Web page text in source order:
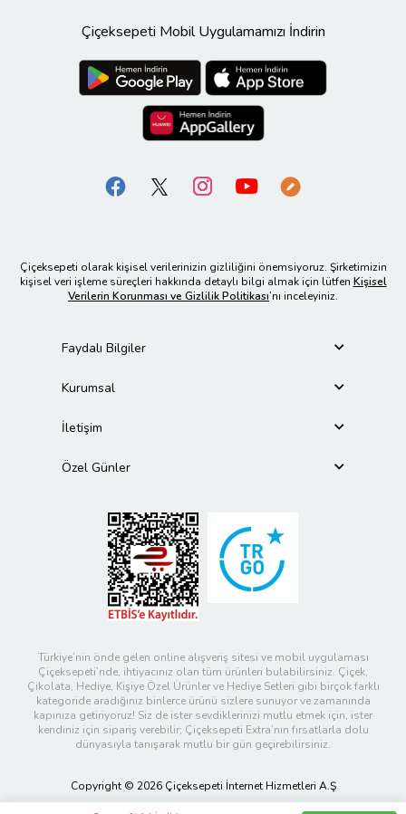
Çiçeksepeti Mobil Uygulamamızı İndirin
Çiçeksepeti olarak kişisel verilerinizin gizliliğini önemsiyoruz. Şirketimizin
kişisel veri işleme süreçleri hakkında detaylı bilgi almak için lütfen Kişisel
Verilerin Korunması ve Gizlilik Politikası’nı inceleyiniz.
Faydalı Bilgiler
Kurumsal
İletişim
Özel Günler
Türkiye’nin önde gelen online alışveriş sitesi ve mobil uygulaması
Çiçeksepeti’nde, ihtiyacınız olan tüm ürünleri bulabilirsiniz. Çiçek,
Çikolata, Hediye, Kişiye Özel Ürünler ve Hediye Setleri gibi birçok farklı
kategoride aradığınız binlerce ürünü sizlere sunuyor ve zamanında
kapınıza getiriyoruz! Siz de ister sevdiklerinizi mutlu etmek için, ister
kendiniz için sipariş verebilir; Çiçeksepeti Extra’nın fırsatlarla dolu
dünyasıyla tanışarak mutlu bir gün geçirebilirsiniz.
Copyright © 2026 Çiçeksepeti İnternet Hizmetleri A.Ş